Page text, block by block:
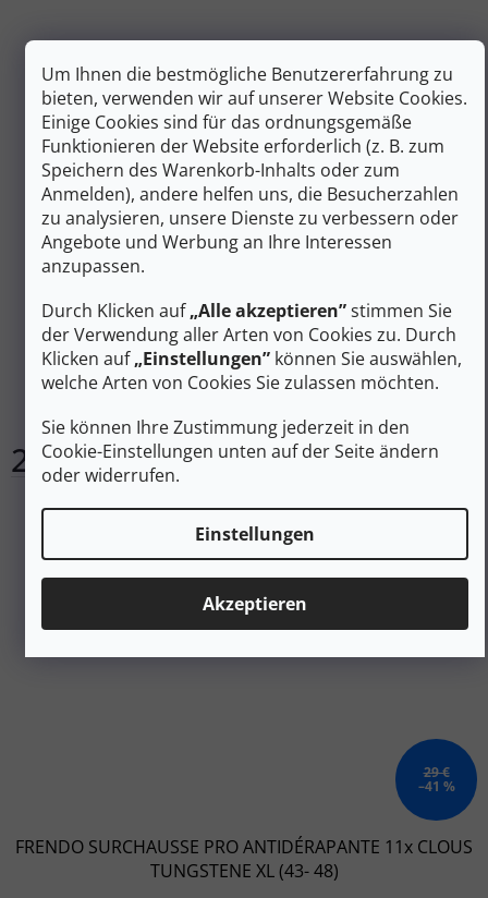
Um Ihnen die bestmögliche Benutzererfahrung zu
bieten, verwenden wir auf unserer Website Cookies.
Einige Cookies sind für das ordnungsgemäße
Funktionieren der Website erforderlich (z. B. zum
Speichern des Warenkorb-Inhalts oder zum
Anmelden), andere helfen uns, die Besucherzahlen
zu analysieren, unsere Dienste zu verbessern oder
Angebote und Werbung an Ihre Interessen
anzupassen.
Durch Klicken auf„Alle akzeptieren”stimmen Sie
der Verwendung aller Arten von Cookies zu. Durch
Klicken auf„Einstellungen” können Sie auswählen,
welche Arten von Cookies Sie zulassen möchten.
Sie können Ihre Zustimmung jederzeit in den
Cookie-Einstellungen unten auf der Seite ändern
oder widerrufen.
Einstellungen
Akzeptieren
FRENDO Nesmeky CRAMPON CHAINE M (37-40)
25 € In den Warenkorb
29 €
–41 %
FRENDO SURCHAUSSE PRO ANTIDÉRAPANTE 11x CLOUS
TUNGSTENE XL (43- 48)